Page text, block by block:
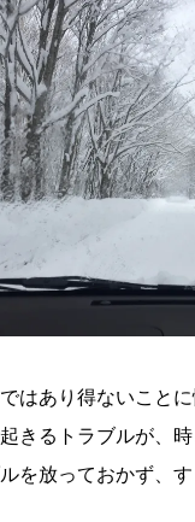
はあり得ないこと
きるトラブルが、
を放っておかず、